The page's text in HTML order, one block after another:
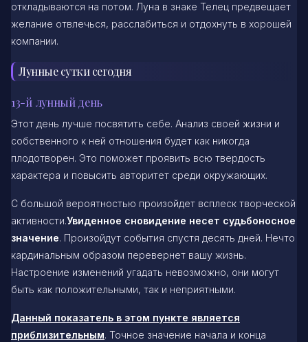
откладываются на потом. Луна в знаке Телец предвещает
желание отвлечься, расслабиться и отдохнуть в хорошей
компании.
Лунные сутки сегодня
13-й лунный день
Этот день лучше посвятить себе. Анализ своей жизни и
собственного к ней отношения будет как никогда
плодотворен. Это поможет проявить всю твердость
характера и повысить авторитет среди окружающих.
С большой вероятностью произойдет всплеск творческой
активности.Увиденное сновидение несет судьбоносное
значение. Произойдут события спустя десять дней. Нечто
кардинальным образом перевернет вашу жизнь.
Настроение изменений угадать невозможно, они могут
быть как положительными, так и неприятными.
Данный показатель в этом пункте является
приблизительным. Точное значение начала и конца